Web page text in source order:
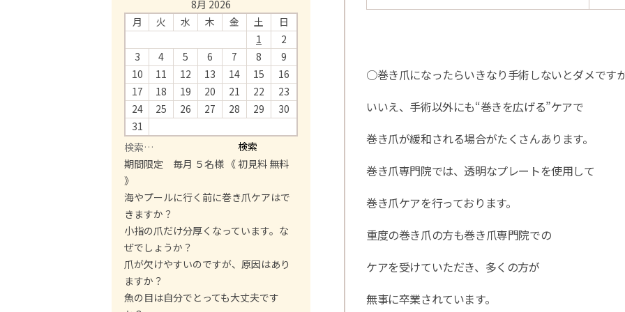
○巻き爪になったらいきなり手術しないとダメです
いいえ、手術以外にも“巻きを広げる”ケアで
巻き爪が緩和される場合がたくさんあります。
巻き爪専門院では、透明なプレートを使用して
巻き爪ケアを行っております。
重度の巻き爪の方も巻き爪専門院での
ケアを受けていただき、多くの方が
無事に卒業されています。
8月 2026
月
火 水 木 金 土
日
1
2
3
4 5 6 7 8
9
10
11 12 13 14 15
16
17
18 19 20 21 22
23
24
25 26 27 28 29
30
31
検
索
:
期間限定 毎月 ５名様 《 初見料 無料
》
海やプールに行く前に巻き爪ケアはで
きますか？
小指の爪だけ分厚くなっています。な
ぜでしょうか？
爪が欠けやすいのですが、原因はあり
ますか？
魚の目は自分でとっても大丈夫です